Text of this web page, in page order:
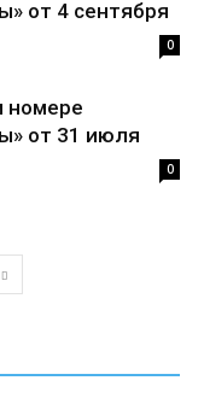
от 4 сентября
0
номере
от 31 июля
0